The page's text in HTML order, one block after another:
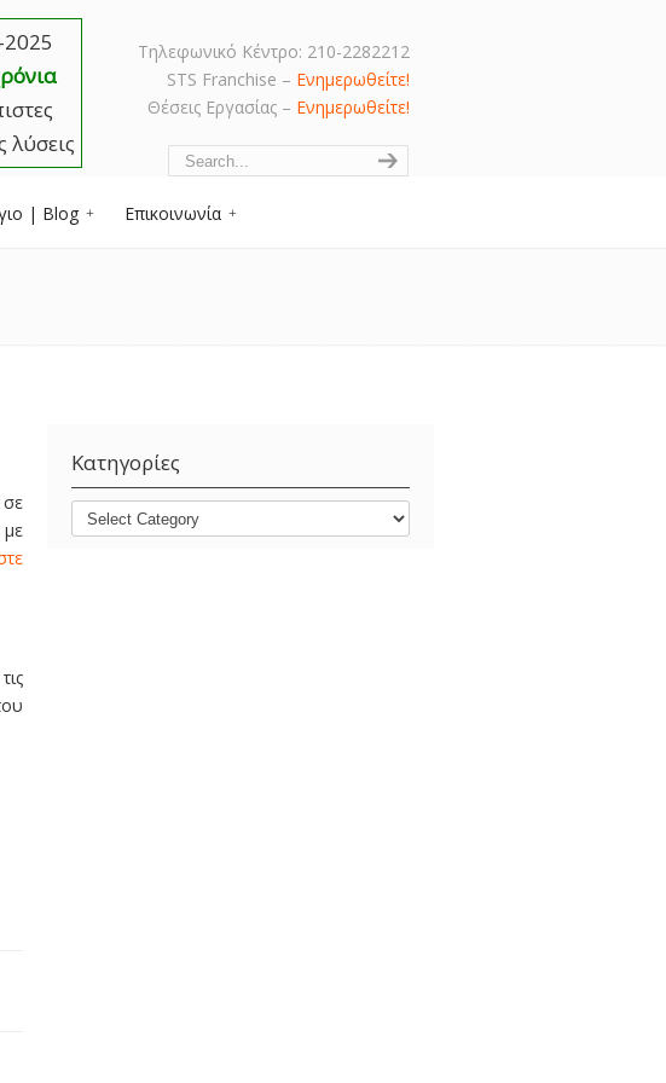
λύσεις
Τηλεφωνικό Κέντρο: 210-2282212
STS Franchise – Ενημερωθείτε!
Θέσεις Εργασίας – Ενημερωθείτε!
| Blog Επικοινωνία
Κατηγορίες